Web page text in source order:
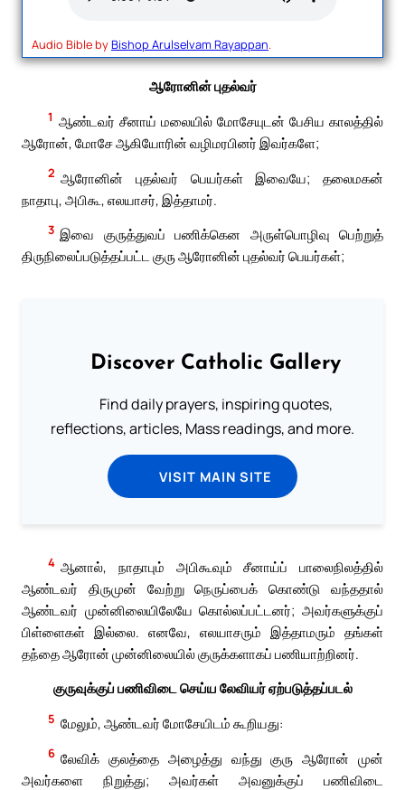
Audio Bible byBishop Arulselvam Rayappan.
ஆரோனின் புதல்வர்
1 ஆண்டவர் சீனாய் மலையில் மோசேயுடன் பேசிய காலத்தில்
ஆரோன், மோசே ஆகியோரின் வழிமரபினர் இவர்களே;
2 ஆரோனின் புதல்வர் பெயர்கள் இவையே; தலைமகன்
நாதாபு, அபிகூ, எலயாசர், இத்தாமர்.
3 இவை குருத்துவப் பணிக்கென அருள்பொழிவு பெற்றுத்
திருநிலைப்படுத்தப்பட்ட குரு ஆரோனின் புதல்வர் பெயர்கள்;
Discover Catholic Gallery
Find daily prayers, inspiring quotes,
reflections, articles, Mass readings, and more.
VISIT MAIN SITE
4 ஆனால், நாதாபும் அபிகூவும் சீனாய்ப் பாலைநிலத்தில்
ஆண்டவர் திருமுன் வேற்று நெருப்பைக் கொண்டு வந்ததால்
ஆண்டவர் முன்னிலையிலேயே கொல்லப்பட்டனர்; அவர்களுக்குப்
பிள்ளைகள் இல்லை. எனவே, எலயாசரும் இத்தாமரும் தங்கள்
தந்தை ஆரோன் முன்னிலையில் குருக்களாகப் பணியாற்றினர்.
குருவுக்குப் பணிவிடை செய்ய லேவியர் ஏற்படுத்தப்படல்
5 மேலும், ஆண்டவர் மோசேயிடம் கூறியது:
6 லேவிக் குலத்தை அழைத்து வந்து குரு ஆரோன் முன்
அவர்களை நிறுத்து; அவர்கள் அவனுக்குப் பணிவிடை